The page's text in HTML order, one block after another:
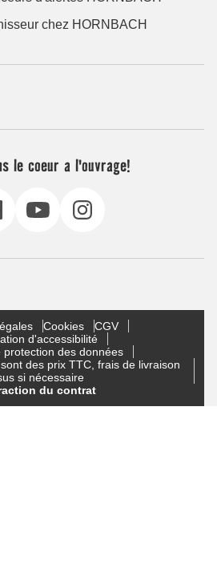
chez HORNBACH
le coeur a l'ouvrage!
Cookies
CGV
d'accessibilité
protection des données
des prix TTC, frais de livraison
si nécessaire
du contrat